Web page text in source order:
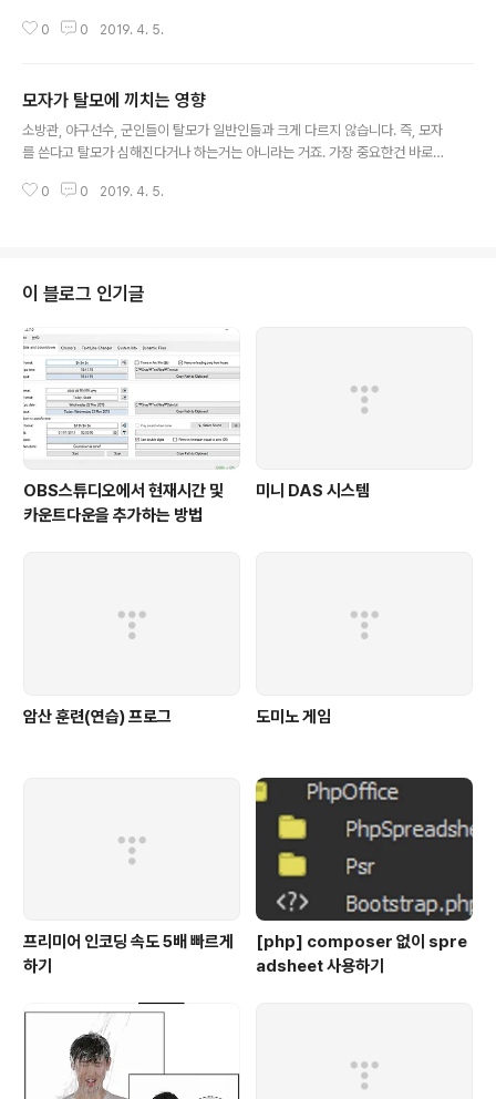
~ 할인 seasonmaket.co.kr
공속으로 파고들기도 한다고 합니다. 또한, 미세먼지에는 각종 중금속들이 많이
자라는 좋은 제품이 있습니다. 하지만 통풍이 잘 되지 않아 오히려 역효과가 날
수 있으니 모자를 쓸 경우에는 반드시 주기적으로 통풍 및 건조를 해주세요~ 집
에 돌아오면 당연히 샴푸후 완전 건조하는게 좋겠죠? 샴푸라면 카퍼트라이펩타
0 0 2019. 4. 5.
모자가 탈모에 끼치는 영향
소방관, 야구선수, 군인들이 탈모가 일반인들과 크게 다르지 않습니다. 즉, 모자
를 쓴다고 탈모가 심해진다거나 하는거는 아니라는 거죠. 가장 중요한건 바로
문에 좋지만, 통풍에 끼치는 문제가 좀 있다보니 땀과 피지분비가 많아져서 두
ps://seasonmaket.co.kr/ddanzi/?idx=335 딴지 폭풍할인 딴게이들을
위한 살포시~ 할인 seasonmaket.co.kr
0 0 2019. 4. 5.
이 블로그 인기글
OBS스튜디오에서 현재시간 및
카운트다운을 추가하는 방법
미니 DAS 시스템
암산 훈련(연습) 프로그 도미노 게임
프리미어 인코딩 속도 5배 빠르게
하기
[php] composer 없이 spre
adsheet 사용하기